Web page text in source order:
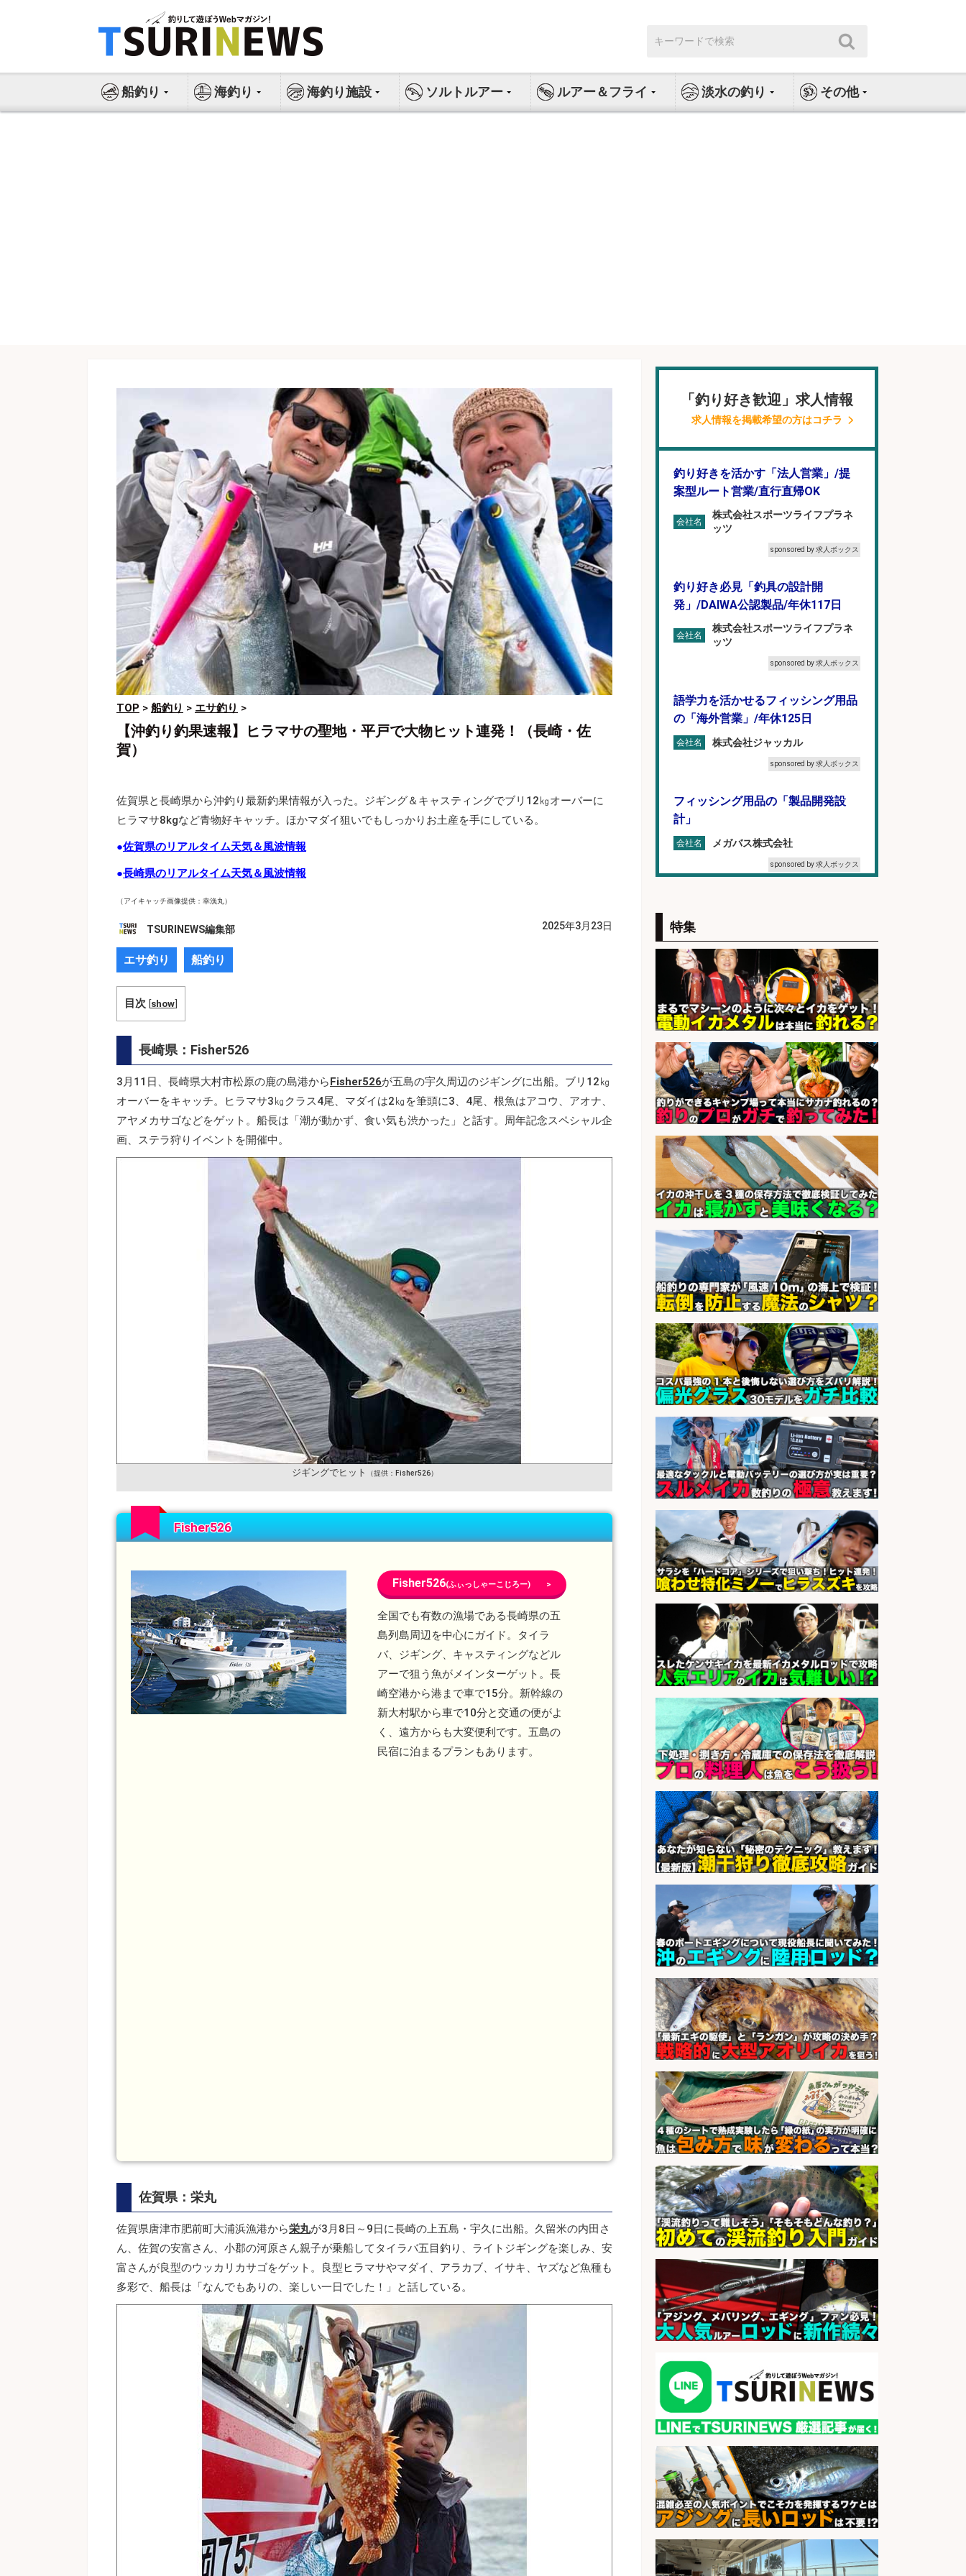
ス
索:
船釣り 海釣り 海釣り施設 ソルトルアー ルアー＆フライ 淡水の釣り その他
TOP > 船釣り > エサ釣り >
【沖釣り釣果速報】ヒラマサの聖地・平戸で大物ヒット連発！（長崎・佐
賀）
佐賀県と長崎県から沖釣り最新釣果情報が入った。ジギング＆キャスティングでブリ12㎏オーバーに
ヒラマサ8kgなど青物好キャッチ。ほかマダイ狙いでもしっかりお土産を手にしている。
●佐賀県のリアルタイム天気＆風波情報
●長崎県のリアルタイム天気＆風波情報
（アイキャッチ画像提供：幸漁丸）
TSURINEWS編集部 2025年3月23日
エサ釣り 船釣り
目次 [show]
長崎県：Fisher526
3月11日、長崎県大村市松原の鹿の島港からFisher526が五島の宇久周辺のジギングに出船。ブリ12㎏
オーバーをキャッチ。ヒラマサ3㎏クラス4尾、マダイは2㎏を筆頭に3、4尾、根魚はアコウ、アオナ、
アヤメカサゴなどをゲット。船長は「潮が動かず、食い気も渋かった」と話す。周年記念スペシャル企
画、ステラ狩りイベントを開催中。
ジギングでヒット （提供：Fisher526）
Fisher526
Fisher526(ふぃっしゃーこじろー) >
全国でも有数の漁場である長崎県の五
島列島周辺を中心にガイド。タイラ
バ、ジギング、キャスティングなどル
アーで狙う魚がメインターゲット。長
崎空港から港まで車で15分。新幹線の
新大村駅から車で10分と交通の便がよ
く、遠方からも大変便利です。五島の
民宿に泊まるプランもあります。
佐賀県：栄丸
佐賀県唐津市肥前町大浦浜漁港から栄丸が3月8日～9日に長崎の上五島・宇久に出船。久留米の内田さ
ん、佐賀の安富さん、小郡の河原さん親子が乗船してタイラバ五目釣り、ライトジギングを楽しみ、安
富さんが良型のウッカリカサゴをゲット。良型ヒラマサやマダイ、アラカブ、イサキ、ヤズなど魚種も
多彩で、船長は「なんでもありの、楽しい一日でした！」と話している。
「釣り好き歓迎」求人情報
求人情報を掲載希望の方はコチラ
釣り好きを活かす「法人営業」/提
案型ルート営業/直行直帰OK
会社名
株式会社スポーツライフプラネ
ッツ
sponsored by 求人ボックス
釣り好き必見「釣具の設計開
発」/DAIWA公認製品/年休117日
会社名
株式会社スポーツライフプラネ
ッツ
sponsored by 求人ボックス
語学力を活かせるフィッシング用品
の「海外営業」/年休125日
会社名 株式会社ジャッカル
sponsored by 求人ボックス
フィッシング用品の「製品開発設
計」
会社名 メガバス株式会社
sponsored by 求人ボックス
業10時間/経験者歓迎
会社名 広松久水産株式会社
sponsored by 求人ボックス
魚の「バイヤー」貴方の目利きでヒ
ットを生む、裁量バイヤー募集
会社名 株式会社コムライン
sponsored by 求人ボックス
和食, 日本料理・懐石料理/店長・店
長候補/旬と手作りにこだわる!さか
なの価値を上げ、地域を元気に!店長
候補募集
会社名 博多 華吉 博多 華吉
sponsored by 求人ボックス
釣り具メーカーでの釣り竿の販売促
進業務
会社名 株式会社天龍
sponsored by 求人ボックス
レジ打ち/日払いOK/おさかなの三枚
おろし/新潟県/小千谷市
会社名 株式会社G&G
sponsored by 求人ボックス
和食, 居酒屋/調理見習い・調理補助/
新鮮な魚料理×おでんの和食居酒屋
の若手スタッフ
会社名 サカナのハチベエ 矢場町店
sponsored by 求人ボックス
さらに求人情報を見る
特集